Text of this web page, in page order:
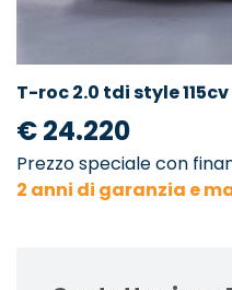
T-roc 2.0 tdi style 115cv
€ 24.220
Prezzo speciale con
2 anni di garanzia e